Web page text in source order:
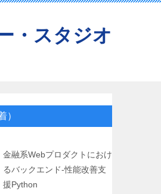
・スタジオ
）
金融系Webプロダクトにおけ
るバックエンド-性能改善支
援Python